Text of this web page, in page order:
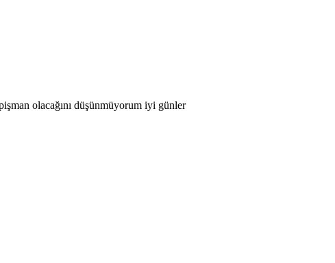
olacağını düşünmüyorum iyi günler